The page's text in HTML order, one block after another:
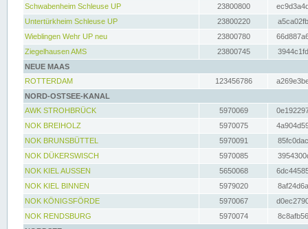
Schwabenheim Schleuse UP
23800800
Untertürkheim Schleuse UP
23800220
Wieblingen Wehr UP neu
23800780
Ziegelhausen AMS
23800745
NEUE MAAS
ROTTERDAM
123456786
NORD-OSTSEE-KANAL
AWK STROHBRÜCK
5970069
NOK BREIHOLZ
5970075
NOK BRUNSBÜTTEL
5970091
NOK DÜKERSWISCH
5970085
NOK KIEL AUSSEN
5650068
NOK KIEL BINNEN
5979020
NOK KÖNIGSFÖRDE
5970067
NOK RENDSBURG
5970074